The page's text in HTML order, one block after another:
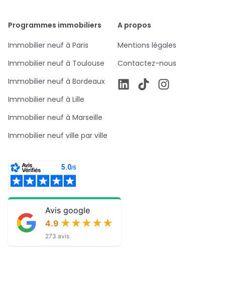
Programmes immobiliers
Immobilier neuf à Paris
Immobilier neuf à Toulouse
Immobilier neuf à Bordeaux
Immobilier neuf à Lille
Immobilier neuf à Marseille
Immobilier neuf ville par ville
A propos
Mentions légales
Contactez-nous
Avis google
4.9 ★★★★★
★★★★★
273 avis